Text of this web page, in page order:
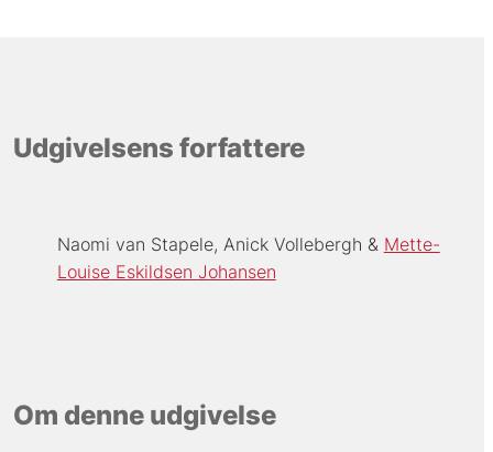
Udgivelsens forfattere
Naomi van Stapele Anick Vollebergh
Mette-
Louise Eskildsen Johansen
Om denne udgivelse